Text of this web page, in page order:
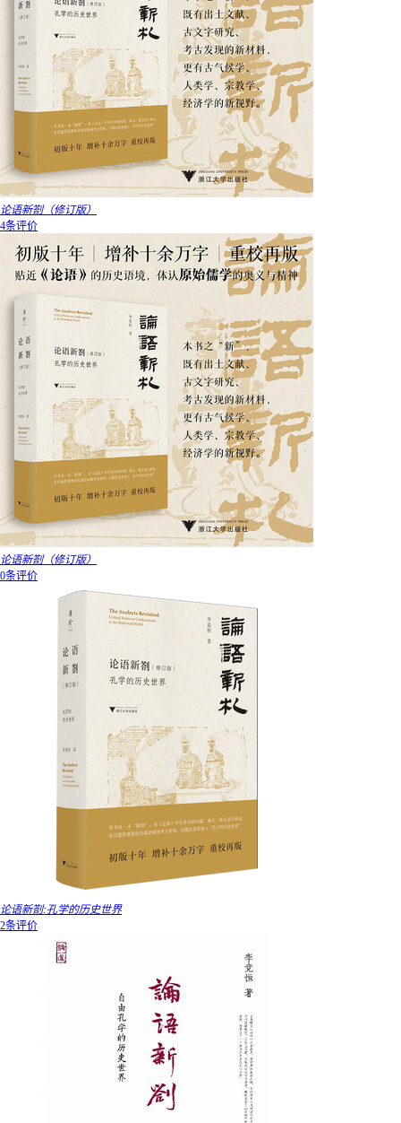
论语新劄（修订版）
4条评价
论语新劄（修订版）
0条评价
论语新劄:孔学的历史世界
2条评价